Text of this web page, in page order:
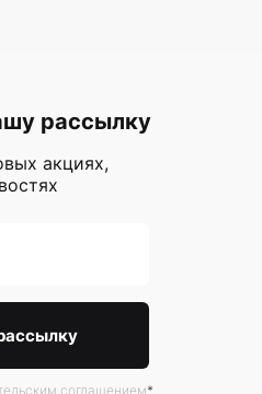
рассылку
акциях,
соглашением*